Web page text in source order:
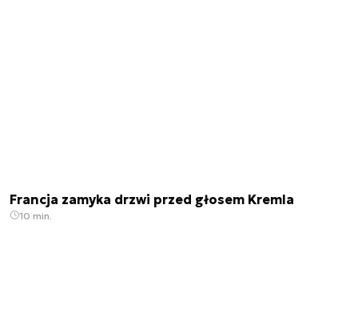
Francja zamyka drzwi przed głosem Kremla
10 min.